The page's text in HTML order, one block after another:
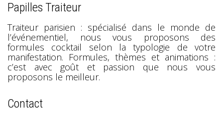
Papilles Traiteur
Traiteur parisien : spécialisé dans le monde de
l’événementiel, nous vous proposons des
formules cocktail selon la typologie de votre
manifestation. Formules, thèmes et animations :
c’est avec goût et passion que nous vous
proposons le meilleur.
Contact